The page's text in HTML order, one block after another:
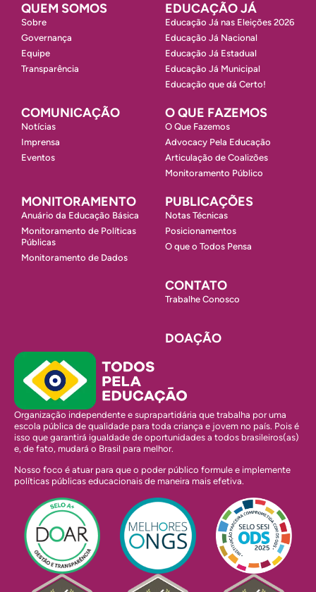
QUEM SOMOS
Sobre
Governança
Equipe
Transparência
EDUCAÇÃO JÁ
Educação Já nas Eleições 2026
Educação Já Nacional
Educação Já Estadual
Educação Já Municipal
Educação que dá Certo!
COMUNICAÇÃO
Notícias
Imprensa
Eventos
O QUE FAZEMOS
O Que Fazemos
Advocacy Pela Educação
Articulação de Coalizões
Monitoramento Público
MONITORAMENTO
Anuário da Educação Básica
Monitoramento de Políticas
Públicas
Monitoramento de Dados
PUBLICAÇÕES
Notas Técnicas
Posicionamentos
O que o Todos Pensa
CONTATO
Trabalhe Conosco
DOAÇÃO
Organização independente e suprapartidária que trabalha por uma
escola pública de qualidade para toda criança e jovem no país. Pois é
isso que garantirá igualdade de oportunidades a todos brasileiros(as)
e, de fato, mudará o Brasil para melhor.
Nosso foco é atuar para que o poder público formule e implemente
políticas públicas educacionais de maneira mais efetiva.